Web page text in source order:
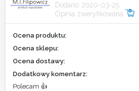
Dodano: 2020-03-25
Opinia zweryfikowana
Ocena produktu:
Ocena sklepu:
Ocena dostawy:
Dodatkowy komentarz:
Polecam 👍